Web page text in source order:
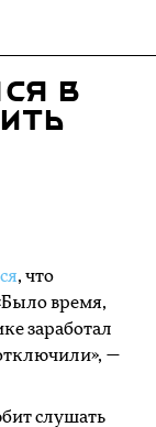
в
, что
время,
заработал
—
слушать